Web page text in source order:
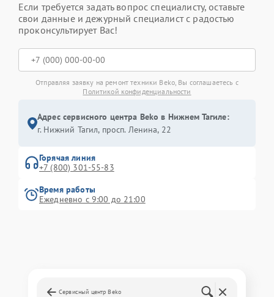
Если требуется задать вопрос специалисту, оставьте
свои данные и дежурный специалист с радостью
проконсультирует Вас!
Отправляя заявку на ремонт техники Beko, Вы соглашаетесь с
Политикой конфиденциальности
Адрес сервисного центра Beko в Нижнем Тагиле:
г. Нижний Тагил, просп. Ленина, 22
Горячая линия
+7 (800) 301-55-83
Время работы
Ежедневно с 9:00 до 21:00
Сервисный центр Beko